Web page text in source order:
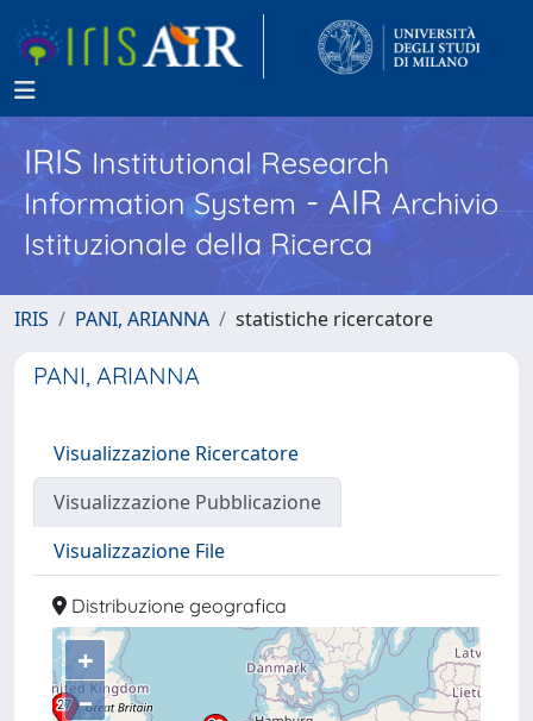
IRISInstitutional Research
Information System - AIR Archivio
Istituzionale della Ricerca
IRIS PANI, ARIANNA statistiche ricercatore
PANI, ARIANNA
Visualizzazione Ricercatore
Visualizzazione Pubblicazione
Visualizzazione File
Distribuzione geografica
+
–